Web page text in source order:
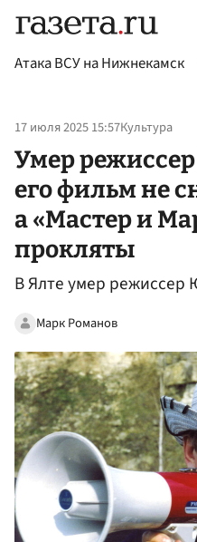
Атака ВСУ на Нижнекамск
17 июля 2025 15:57Культура
Умер
его фильм не
а «Мастер и
прокляты
В Ялте умер режиссер
Марк Романов